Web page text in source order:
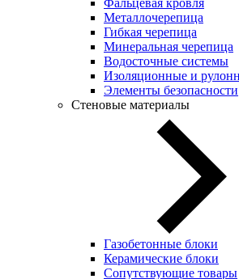
Металлочерепица
Гибкая черепица
Минеральная черепица
Водосточные системы
Изоляционные и
Элементы безопасности
Стеновые материалы
Газобетонные блоки
Керамические блоки
Сопутствующие товары